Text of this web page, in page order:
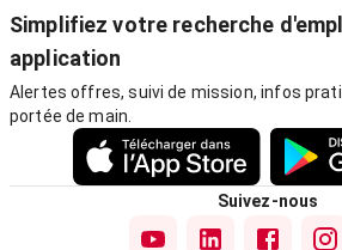
Simplifiez votre recherche
application
Alertes offres, suivi de mission, infos
portée de main.
Suivez-nous